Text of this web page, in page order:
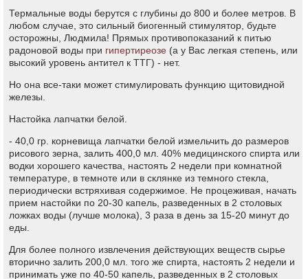
Термальные воды берутся с глубины до 800 и более метров. В
любом случае, это сильный биогенный стимулятор, будьте
осторожны, Людмила! Прямых противопоказаний к питью
радоновой воды при гипертиреозе (а у Вас легкая степень, или
высокий уровень антител к ТТГ) - нет.
Но она все-таки может стимулировать функцию щитовидной
железы.
Настойка лапчатки белой.
- 40,0 гр. корневища лапчатки белой измельчить до размеров
рисового зерна, залить 400,0 мл. 40% медицинского спирта или
водки хорошего качества, настоять 2 недели при комнатной
температуре, в темноте или в склянке из темного стекла,
периодически встряхивая содержимое. Не процеживая, начать
прием настойки по 20-30 капель, разведенных в 2 столовых
ложках воды (лучше молока), 3 раза в день за 15-20 минут до
еды.
Для более полного извлечения действующих веществ сырье
вторично залить 200,0 мл. того же спирта, настоять 2 недели и
принимать уже по 40-50 капель, разведенных в 2 столовых